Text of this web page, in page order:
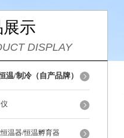
展示
DISPLAY
温/制冷（自产品牌）
温器/恒温孵育器